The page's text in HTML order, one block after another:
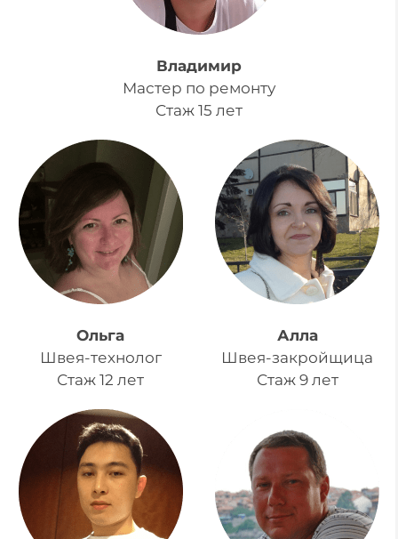
Владимир
Мастер по ремонту
Стаж 15 лет
Ольга
Швея-технолог
Стаж 12 лет
Алла
Швея-закройщица
Стаж 9 лет